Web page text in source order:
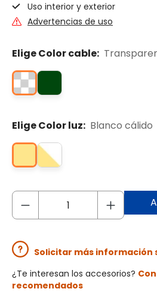
Uso interior y exterior
Advertencias de uso
Elige Color cable:
Elige Color luz: Blanco cálido
Solicitar más información
¿Te interesan los accesorios?
recomendados